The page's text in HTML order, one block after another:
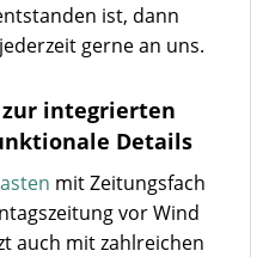
ist, dann
gerne an uns.
zur integrierten
Details
mit Zeitungsfach
vor Wind
auch mit zahlreichen